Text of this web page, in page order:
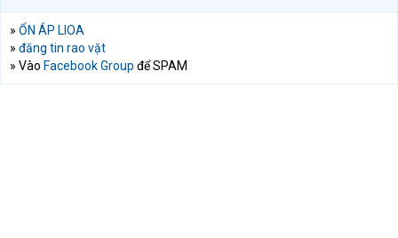
» ỔN ÁP LIOA
» đăng tin rao vặt
» Vào Facebook Group để SPAM